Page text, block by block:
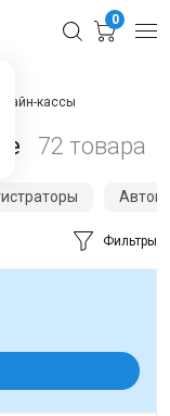
0
кассы
72 товара
Фильтры